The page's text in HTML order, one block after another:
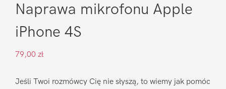
Naprawa mikrofonu Apple
iPhone 4S
79,00 zł
Jeśli Twoi rozmówcy Cię nie słyszą, to wiemy jak pomóc